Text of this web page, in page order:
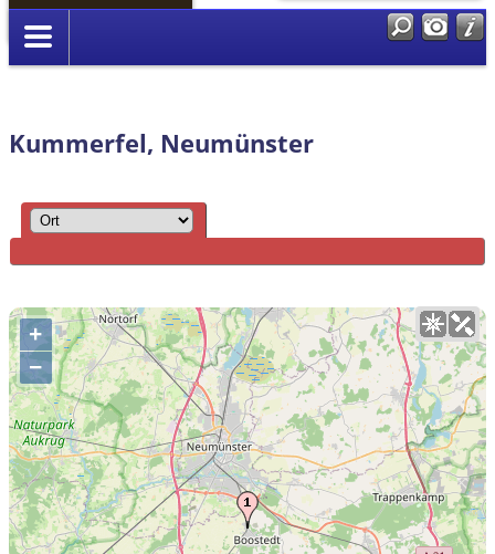
Anmelden
Kummerfel, Neumünster
+
−